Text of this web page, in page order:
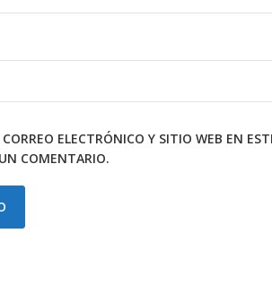
ELECTRÓNICO Y SITIO WEB EN
COMENTARIO.